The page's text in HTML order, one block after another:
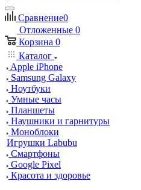
Сравнение0
Отложенные 0
Корзина 0
Каталог
Apple iPhone
Samsung Galaxy
Ноутбуки
Умные часы
Планшеты
Наушники и гарнитуры
Моноблоки
Игрушки Labubu
Смартфоны
Google Pixel
Красота и здоровье